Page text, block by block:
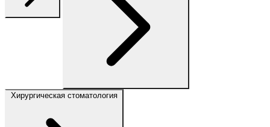
Хирургическая стоматология